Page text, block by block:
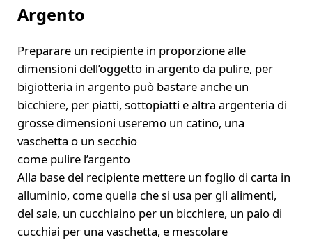
Argento
Preparare un recipiente in proporzione alle
dimensioni dell’oggetto in argento da pulire, per
bigiotteria in argento può bastare anche un
bicchiere, per piatti, sottopiatti e altra argenteria di
grosse dimensioni useremo un catino, una
vaschetta o un secchio
come pulire l’argento
Alla base del recipiente mettere un foglio di carta in
alluminio, come quella che si usa per gli alimenti,
del sale, un cucchiaino per un bicchiere, un paio di
cucchiai per una vaschetta, e mescolare